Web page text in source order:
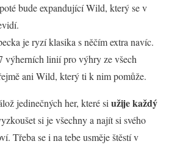
bude expandující Wild, který se v
je ryzí klasika s něčím extra navíc.
výherních linií pro výhry ze všech
ani Wild, který ti k nim pomůže.
jedinečných her, které si užije každý
si je všechny a najít si svého
Třeba se i na tebe usměje štěstí v